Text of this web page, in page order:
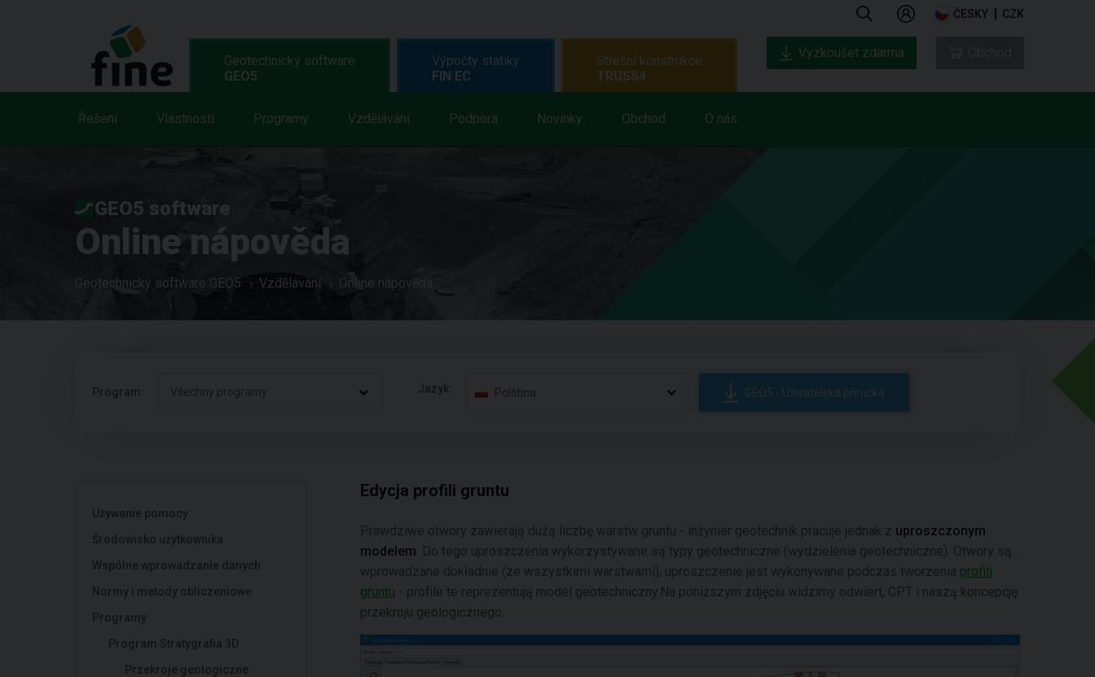
ČESKY CZK
Geotechnický software
GEO5
Řešení Vlastnosti Programy Vzdělávání Podpora Novinky Obchod O nás
Výpočty statiky
FIN EC
Střešní konstrukce
TRUSS4
Vyzkoušet zdarma
GEO5 software
Online nápověda
Geotechnický software GEO5 Vzdělávání Online nápověda
Program: Všechny programy Jazyk: Polština GEO5 - Uživatelská příručka
Używanie pomocy
Środowisko użytkownika
Wspólne wprowadzanie danych
Normy i metody obliczeniowe
Programy
Program Stratygrafia 3D
Przekroje geologiczne
Edycja profili gruntu
Prawdziwe otwory zawierają dużą liczbę warstw gruntu - inżynier geotechnik pracuje jednak z uproszczonym
modelem . Do tego uproszczenia wykorzystywane są typy geotechniczne (wydzielenia geotechniczne). Otwory są
wprowadzane dokładnie (ze wszystkimi warstwami), uproszczenie jest wykonywane podczas tworzenia profili
gruntu - profile te reprezentują model geotechniczny.Na poniższym zdjęciu widzimy odwiert, CPT i naszą koncepcję
przekroju geologicznego.